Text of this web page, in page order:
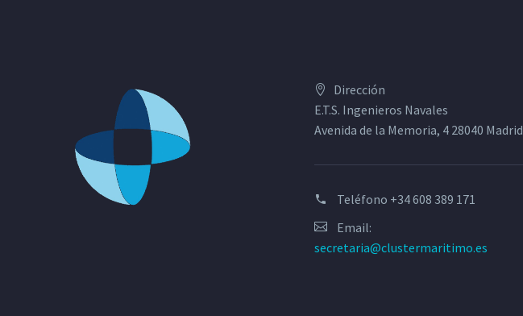
Dirección
E.T.S. Ingenieros Navales
Avenida de la Memoria, 4 28040 Madrid
Teléfono +34 608 389 171
Email:
secretaria@clustermaritimo.es